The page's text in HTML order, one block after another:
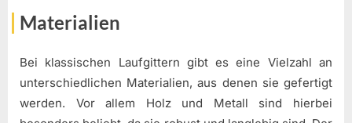
Materialien
Bei klassischen Laufgittern gibt es eine Vielzahl an
unterschiedlichen Materialien, aus denen sie gefertigt
werden. Vor allem Holz und Metall sind hierbei